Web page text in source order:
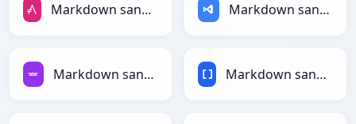
Markdown sang AsciiDoc Markdown sang ASP
Markdown sang Avro Markdown sang BBCode